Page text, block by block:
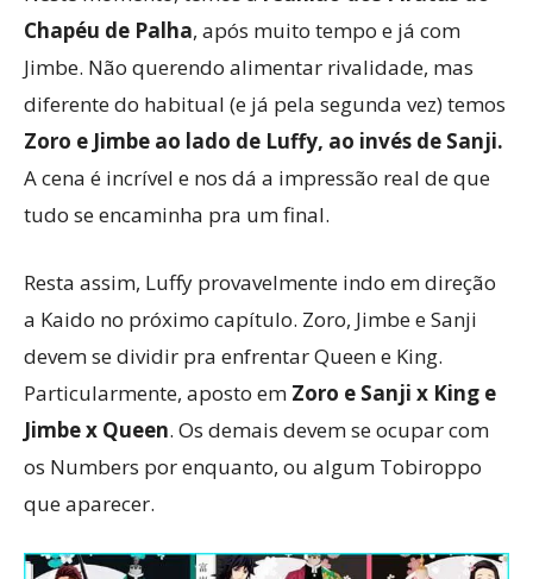
Chapéu de Palha, após muito tempo e já com
Jimbe. Não querendo alimentar rivalidade, mas
diferente do habitual (e já pela segunda vez) temos
Zoro e Jimbe ao lado de Luffy, ao invés de Sanji.
A cena é incrível e nos dá a impressão real de que
tudo se encaminha pra um final.
Resta assim, Luffy provavelmente indo em direção
a Kaido no próximo capítulo. Zoro, Jimbe e Sanji
devem se dividir pra enfrentar Queen e King.
Particularmente, aposto em Zoro e Sanji x King e
Jimbe x Queen. Os demais devem se ocupar com
os Numbers por enquanto, ou algum Tobiroppo
que aparecer.